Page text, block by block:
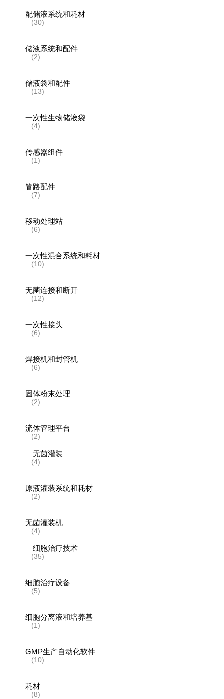
配储液系统和耗材
(30)
储液系统和配件
(2)
储液袋和配件
(13)
一次性生物储液袋
(4)
传感器组件
(1)
管路配件
(7)
移动处理站
(6)
一次性混合系统和耗材
(10)
无菌连接和断开
(12)
一次性接头
(6)
焊接机和封管机
(6)
固体粉末处理
(2)
流体管理平台
(2)
无菌灌装
(4)
原液灌装系统和耗材
(2)
无菌灌装机
(4)
细胞治疗技术
(35)
细胞治疗设备
(5)
细胞分离液和培养基
(1)
GMP生产自动化软件
(10)
耗材
(8)